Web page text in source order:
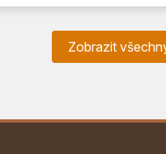
Zobrazit